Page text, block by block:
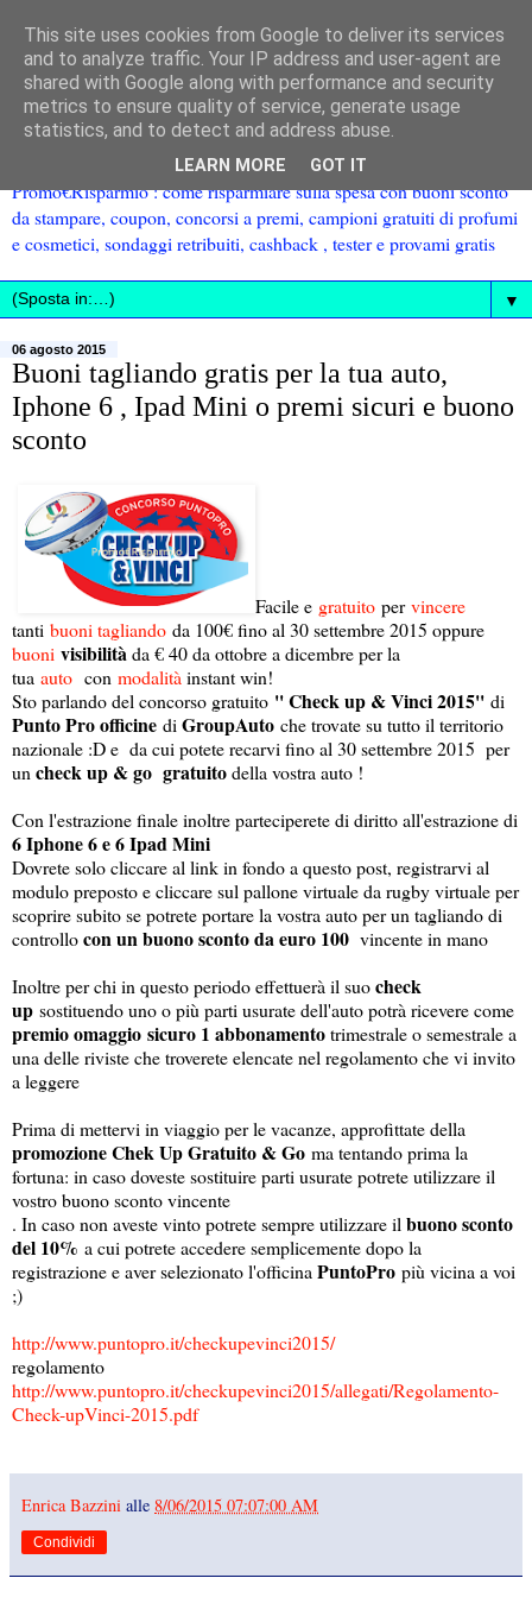
Promo€Risparmio : come risparmiare sulla spesa con buoni sconto
da stampare, coupon, concorsi a premi, campioni gratuiti di profumi
e cosmetici, sondaggi retribuiti, cashback , tester e provami gratis
▼
06 agosto 2015
Buoni tagliando gratis per la tua auto,
Iphone 6 , Ipad Mini o premi sicuri e buono
sconto
Facile e gratuito pervincere
tanti buoni tagliando da 100€ fino al 30 settembre 2015 oppure
buoni visibilità da € 40 da ottobre a dicembre per la
tua auto con modalità instant win!
Sto parlando del concorso gratuito '' Check up & Vinci 2015'' di
Punto Pro officine di GroupAuto che trovate su tutto il territorio
nazionale :D e da cui potete recarvi fino al 30 settembre 2015 per
un check up & go gratuitodella vostra auto !
Con l'estrazione finale inoltre parteciperete di diritto all'estrazione di
6 Iphone 6 e 6 Ipad Mini
Dovrete solo cliccare al link in fondo a questo post, registrarvi al
modulo preposto e cliccare sul pallone virtuale da rugby virtuale per
scoprire subito se potrete portare la vostra auto per un tagliando di
controllocon un buono sconto da euro 100 vincente in mano
Inoltre per chi in questo periodo effettuerà il suocheck
up sostituendo uno o più parti usurate dell'auto potrà ricevere come
premio omaggio sicuro 1 abbonamentotrimestrale o semestrale a
una delle riviste che troverete elencate nel regolamento che vi invito
a leggere
Prima di mettervi in viaggio per le vacanze, approfittate della
promozione Chek Up Gratuito & Go ma tentando prima la
fortuna: in caso doveste sostituire parti usurate potrete utilizzare il
vostro buono sconto vincente
. In caso non aveste vinto potrete sempre utilizzare il buono sconto
del 10% a cui potrete accedere semplicemente dopo la
registrazione e aver selezionato l'officina PuntoPro più vicina a voi
;)
http://www.puntopro.it/checkupevinci2015/
regolamento
http://www.puntopro.it/checkupevinci2015/allegati/Regolamento-
Check-upVinci-2015.pdf
Enrica Bazzini alle 8/06/2015 07:07:00 AM
Condividi
This site uses cookies from Google to deliver its services
and to analyze traffic. Your IP address and user-agent are
shared with Google along with performance and security
metrics to ensure quality of service, generate usage
statistics, and to detect and address abuse.
LEARN MORE GOT IT